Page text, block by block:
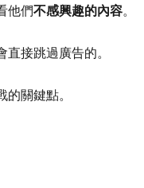
他們不感興趣的內容。
接跳過廣告的。
關鍵點。